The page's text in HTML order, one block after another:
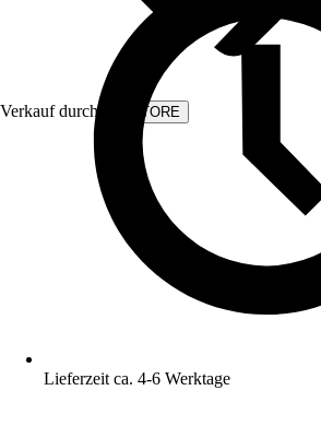
Verkauf durch: KVSTORE
Lieferzeit ca. 4-6 Werktage